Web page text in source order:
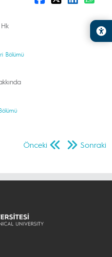
Bölümü
Önceki Sonraki